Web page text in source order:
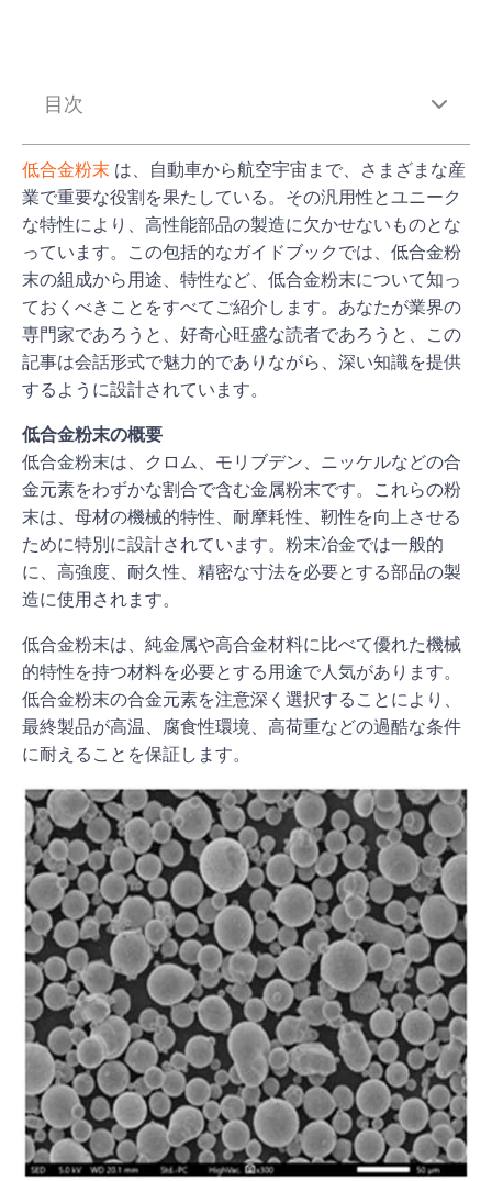
目次
低合金粉末 は、自動車から航空宇宙まで、さまざまな産
業で重要な役割を果たしている。その汎用性とユニーク
な特性により、高性能部品の製造に欠かせないものとな
っています。この包括的なガイドブックでは、低合金粉
末の組成から用途、特性など、低合金粉末について知っ
ておくべきことをすべてご紹介します。あなたが業界の
専門家であろうと、好奇心旺盛な読者であろうと、この
記事は会話形式で魅力的でありながら、深い知識を提供
するように設計されています。
低合金粉末の概要
低合金粉末は、クロム、モリブデン、ニッケルなどの合
金元素をわずかな割合で含む金属粉末です。これらの粉
末は、母材の機械的特性、耐摩耗性、靭性を向上させる
ために特別に設計されています。粉末冶金では一般的
に、高強度、耐久性、精密な寸法を必要とする部品の製
造に使用されます。
低合金粉末は、純金属や高合金材料に比べて優れた機械
的特性を持つ材料を必要とする用途で人気があります。
低合金粉末の合金元素を注意深く選択することにより、
最終製品が高温、腐食性環境、高荷重などの過酷な条件
に耐えることを保証します。